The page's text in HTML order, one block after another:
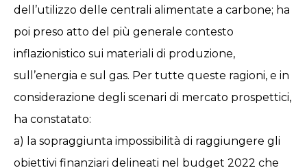
dell’utilizzo delle centrali alimentate a carbone; ha
poi preso atto del più generale contesto
inflazionistico sui materiali di produzione,
sull’energia e sul gas. Per tutte queste ragioni, e in
considerazione degli scenari di mercato prospettici,
ha constatato:
a) la sopraggiunta impossibilità di raggiungere gli
obiettivi finanziari delineati nel budget 2022 che